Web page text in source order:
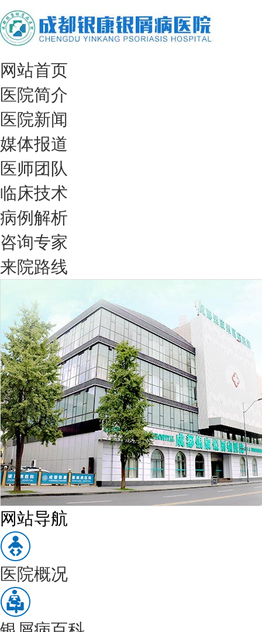
网站首页
医院简介
医院新闻
媒体报道
医师团队
临床技术
病例解析
咨询专家
来院路线
网站导航
医院概况